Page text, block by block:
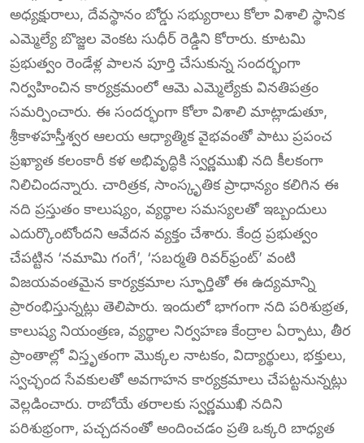
అధ్యక్షురాలు, దేవస్థానం బోర్డు సభ్యురాలు కోలా విశాలి స్థానిక
ఎమ్మెల్యే బొజ్జల వెంకట సుధీర్ రెడ్డిని కోరారు. కూటమి
ప్రభుత్వం రెండేళ్ల పాలన పూర్తి చేసుకున్న సందర్భంగా
నిర్వహించిన కార్యక్రమంలో ఆమె ఎమ్మెల్యేకు వినతిపత్రం
సమర్పించారు. ఈ సందర్భంగా కోలా విశాలి మాట్లాడుతూ,
శ్రీకాళహస్తీశ్వర ఆలయ ఆధ్యాత్మిక వైభవంతో పాటు ప్రపంచ
ప్రఖ్యాత కలంకారీ కళ అభివృద్ధికి స్వర్ణముఖి నది కీలకంగా
నిలిచిందన్నారు. చారిత్రక, సాంస్కృతిక ప్రాధాన్యం కలిగిన ఈ
నది ప్రస్తుతం కాలుష్యం, వ్యర్థాల సమస్యలతో ఇబ్బందులు
ఎదుర్కొంటోందని ఆవేదన వ్యక్తం చేశారు. కేంద్ర ప్రభుత్వం
చేపట్టిన ‘నమామి గంగే’, ‘సబర్మతి రివర్‌ఫ్రంట్’ వంటి
విజయవంతమైన కార్యక్రమాల స్ఫూర్తితో ఈ ఉద్యమాన్ని
ప్రారంభిస్తున్నట్లు తెలిపారు. ఇందులో భాగంగా నది పరిశుభ్రత,
కాలుష్య నియంత్రణ, వ్యర్థాల నిర్వహణ కేంద్రాల ఏర్పాటు, తీర
ప్రాంతాల్లో విస్తృతంగా మొక్కల నాటకం, విద్యార్థులు, భక్తులు,
స్వచ్ఛంద సేవకులతో అవగాహన కార్యక్రమాలు చేపట్టనున్నట్లు
వెల్లడించారు. రాబోయే తరాలకు స్వర్ణముఖి నదిని
పరిశుభ్రంగా, పచ్చదనంతో అందించడం ప్రతి ఒక్కరి బాధ్యత